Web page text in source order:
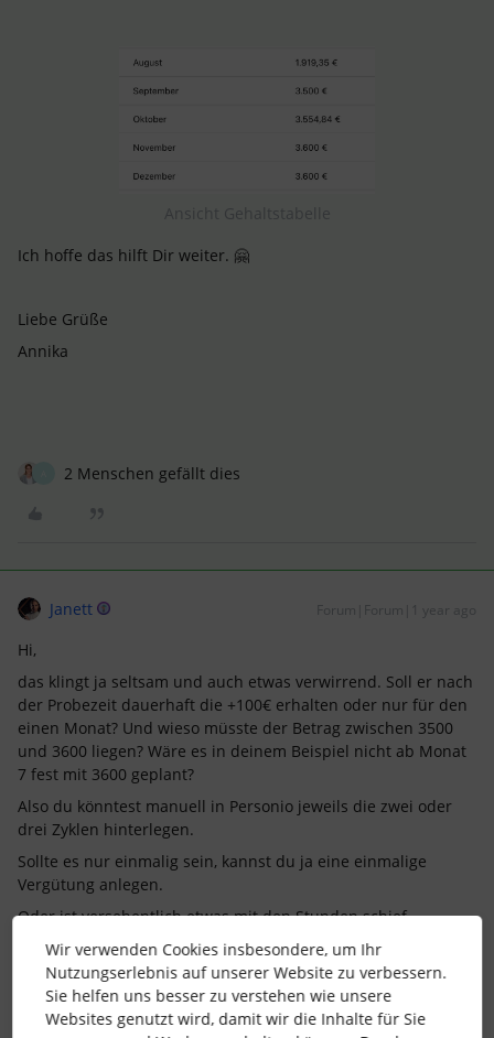
Ich hoffe das hilft Dir weiter. 🤗
Liebe Grüße
Annika
2 Menschen gefällt dies
Janett Forum|Forum|1 year ago
Hi,
das klingt ja seltsam und auch etwas verwirrend. Soll er nach
der Probezeit dauerhaft die +100€ erhalten oder nur für den
einen Monat? Und wieso müsste der Betrag zwischen 3500
und 3600 liegen? Wäre es in deinem Beispiel nicht ab Monat
7 fest mit 3600 geplant?
Also du könntest manuell in Personio jeweils die zwei oder
drei Zyklen hinterlegen.
Sollte es nur einmalig sein, kannst du ja eine einmalige
Vergütung anlegen.
Oder ist versehentlich etwas mit den Stunden schief
gegangen?
Liebe Grüße
Wir verwenden Cookies insbesondere, um Ihr
Nutzungserlebnis auf unserer Website zu verbessern.
Sie helfen uns besser zu verstehen wie unsere
Websites genutzt wird, damit wir die Inhalte für Sie